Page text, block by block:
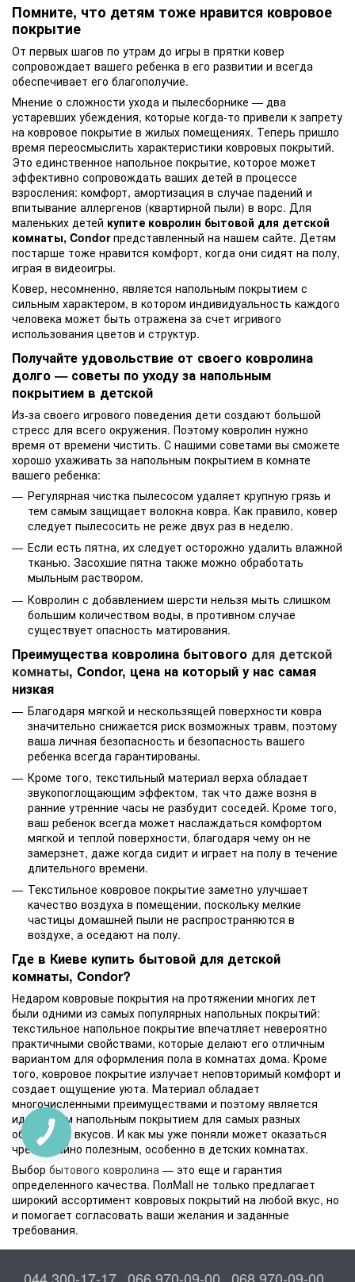
Помните, что детям тоже нравится ковровое
покрытие
От первых шагов по утрам до игры в прятки ковер
сопровождает вашего ребенка в его развитии и всегда
обеспечивает его благополучие.
Мнение о сложности ухода и пылесборнике — два
устаревших убеждения, которые когда-то привели к запрету
на ковровое покрытие в жилых помещениях. Теперь пришло
время переосмыслить характеристики ковровых покрытий.
Это единственное напольное покрытие, которое может
эффективно сопровождать ваших детей в процессе
взросления: комфорт, амортизация в случае падений и
впитывание аллергенов (квартирной пыли) в ворс. Для
маленьких детей купите ковролин бытовой для детской
комнаты, Condorпредставленный на нашем сайте. Детям
постарше тоже нравится комфорт, когда они сидят на полу,
играя в видеоигры.
Ковер, несомненно, является напольным покрытием с
сильным характером, в котором индивидуальность каждого
человека может быть отражена за счет игривого
использования цветов и структур.
Получайте удовольствие от своего ковролина
долго — советы по уходу за напольным
покрытием в детской
Из-за своего игрового поведения дети создают большой
стресс для всего окружения. Поэтому ковролин нужно
время от времени чистить. С нашими советами вы сможете
хорошо ухаживать за напольным покрытием в комнате
вашего ребенка:
Регулярная чистка пылесосом удаляет крупную грязь и
тем самым защищает волокна ковра. Как правило, ковер
следует пылесосить не реже двух раз в неделю.
Если есть пятна, их следует осторожно удалить влажной
тканью. Засохшие пятна также можно обработать
мыльным раствором.
Ковролин с добавлением шерсти нельзя мыть слишком
большим количеством воды, в противном случае
существует опасность матирования.
Преимущества ковролина бытового для детской
комнаты, Condor, цена на который у нас самая
низкая
Благодаря мягкой и нескользящей поверхности ковра
значительно снижается риск возможных травм, поэтому
ваша личная безопасность и безопасность вашего
ребенка всегда гарантированы.
Кроме того, текстильный материал верха обладает
звукопоглощающим эффектом, так что даже возня в
ранние утренние часы не разбудит соседей. Кроме того,
ваш ребенок всегда может наслаждаться комфортом
мягкой и теплой поверхности, благодаря чему он не
замерзнет, даже когда сидит и играет на полу в течение
длительного времени.
Текстильное ковровое покрытие заметно улучшает
качество воздуха в помещении, поскольку мелкие
частицы домашней пыли не распространяются в
воздухе, а оседают на полу.
Где в Киеве купить бытовой для детской
комнаты, Condor?
Недаром ковровые покрытия на протяжении многих лет
были одними из самых популярных напольных покрытий:
текстильное напольное покрытие впечатляет невероятно
практичными свойствами, которые делают его отличным
вариантом для оформления пола в комнатах дома. Кроме
того, ковровое покрытие излучает неповторимый комфорт и
создает ощущение уюта. Материал обладает
многочисленными преимуществами и поэтому является
идеальным напольным покрытием для самых разных
областей и вкусов. И как мы уже поняли может оказаться
чрезвычайно полезным, особенно в детских комнатах.
Выбор бытового ковролина — это еще и гарантия
определенного качества. ПолMall не только предлагает
широкий ассортимент ковровых покрытий на любой вкус, но
и помогает согласовать ваши желания и заданные
требования.